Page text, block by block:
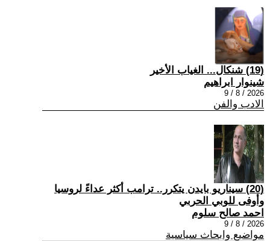
(19) شنكال... الغياب الأخير
شينوار ابراهيم
2026 / 8 / 9
الادب والفن
(20) سيناريو بايدن يتكرر.. ترامب أكثر عداءً لروسيا
وأوفى للوبي الحربي
احمد صالح سلوم
2026 / 8 / 9
مواضيع وابحاث سياسية